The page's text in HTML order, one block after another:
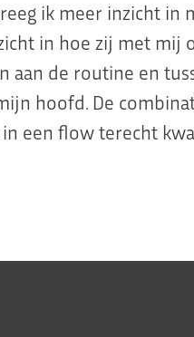
ik meer inzicht in
in hoe zij met mij
aan de routine en
hoofd. De
een flow terecht